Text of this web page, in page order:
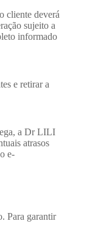
cliente deverá
sujeito a
informado
e retirar a
a Dr LILI
atrasos
e-
Para garantir